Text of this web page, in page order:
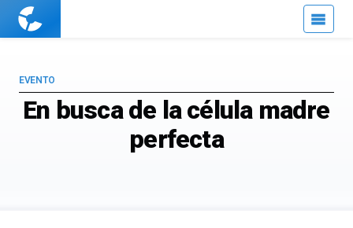
Cuaderno
En busca de la célula madre
perfecta
EVENTO